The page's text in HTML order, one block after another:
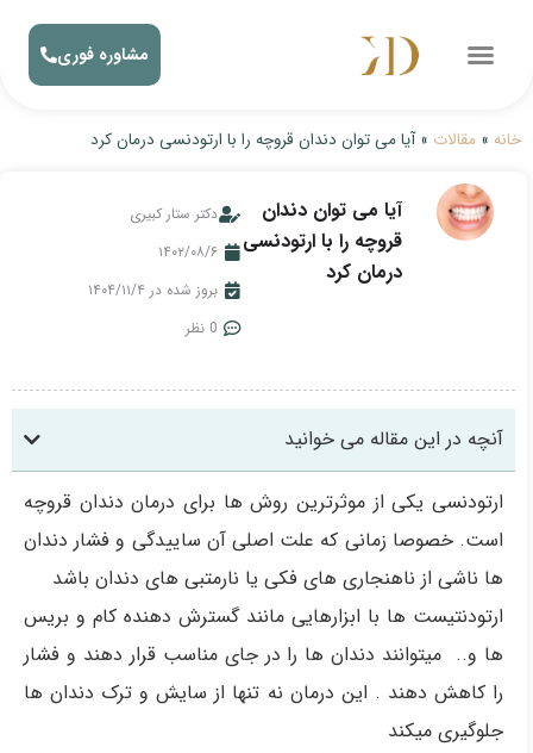
مشاوره فوری
خانه » مقالات »آیا می توان دندان قروچه را با ارتودنسی درمان کرد
آیا می توان دندان
قروچه را با ارتودنسی
درمان کرد
دکتر ستار کبیری
۱۴۰۲/۰۸/۶
بروز شده در ۱۴۰۴/۱۱/۴
0 نظر
آنچه در این مقاله می خوانید
ارتودنسی یکی از موثرترین روش ها برای درمان دندان قروچه
است. خصوصا زمانی که علت اصلی آن ساییدگی و فشار دندان
ها ناشی از ناهنجاری های فکی یا نارمتبی های دندان باشد
ارتودنتیست ها با ابزارهایی مانند گسترش دهنده کام و بریس
ها و.. میتوانند دندان ها را در جای مناسب قرار دهند و فشار
را کاهش دهند . این درمان نه تنها از سایش و ترک دندان ها
جلوگیری میکند